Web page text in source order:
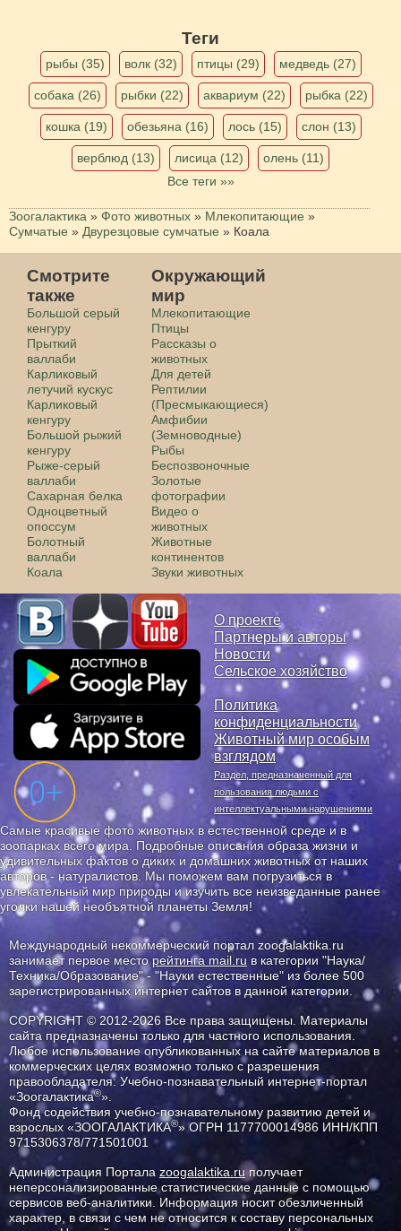
Теги
рыбы (35) волк (32) птицы (29) медведь (27)
собака (26) рыбки (22) аквариум (22) рыбка (22)
кошка (19) обезьяна (16) лось (15) слон (13)
верблюд (13) лисица (12)
олень (11)
Все теги »»
Зоогалактика » Фото животных » Млекопитающие »
Сумчатые » Двурезцовые сумчатые » Коала
Смотрите
также
Большой серый
кенгуру
Прыткий
валлаби
Карликовый
летучий кускус
Карликовый
кенгуру
Большой рыжий
кенгуру
Рыже-серый
валлаби
Сахарная белка
Одноцветный
опоссум
Болотный
валлаби
Коала
Окружающий
мир
Млекопитающие
Птицы
Рассказы о
животных
Для детей
Рептилии
(Пресмыкающиеся)
Амфибии
(Земноводные)
Рыбы
Беспозвоночные
Золотые
фотографии
Видео о
животных
Животные
континентов
Звуки животных
О проекте
Партнеры и авторы
Новости
Сельское хозяйство
Политика
конфиденциальности
Животный мир особым
взглядом
Раздел, предназначенный для
пользования людьми с
интеллектуальными нарушениями
Самые красивые фото животных в естественной среде и в
зоопарках всего мира. Подробные описания образа жизни и
удивительных фактов о диких и домашних животных от наших
авторов - натуралистов. Мы поможем вам погрузиться в
увлекательный мир природы и изучить все неизведанные ранее
уголки нашей необъятной планеты Земля!
Международный некоммерческий портал zoogalaktika.ru
занимает первое месторейтинга mail.ru в категории "Наука/
Техника/Образование" - "Науки естественные" из более 500
зарегистрированных интернет сайтов в данной категории.
COPYRIGHT © 2012-2026 Все права защищены. Материалы
сайта предназначены только для частного использования.
Любое использование опубликованных на сайте материалов в
коммерческих целях возможно только с разрешения
правообладателя: Учебно-познавательный интернет-портал
«Зоогалактика®».
Фонд содействия учебно-познавательному развитию детей и
взрослых «ЗООГАЛАКТИКА®» ОГРН 1177700014986 ИНН/КПП
9715306378/771501001
Администрация Портала zoogalaktika.ruполучает
неперсонализированные статистические данные с помощью
сервисов веб-аналитики. Информация носит обезличенный
характер, в связи с чем не относится к составу персональных